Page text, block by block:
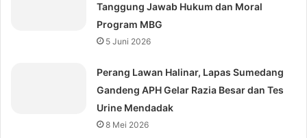
Tanggung Jawab Hukum dan Moral
Program MBG
5 Juni 2026
Perang Lawan Halinar, Lapas Sumedang
Gandeng APH Gelar Razia Besar dan Tes
Urine Mendadak
8 Mei 2026